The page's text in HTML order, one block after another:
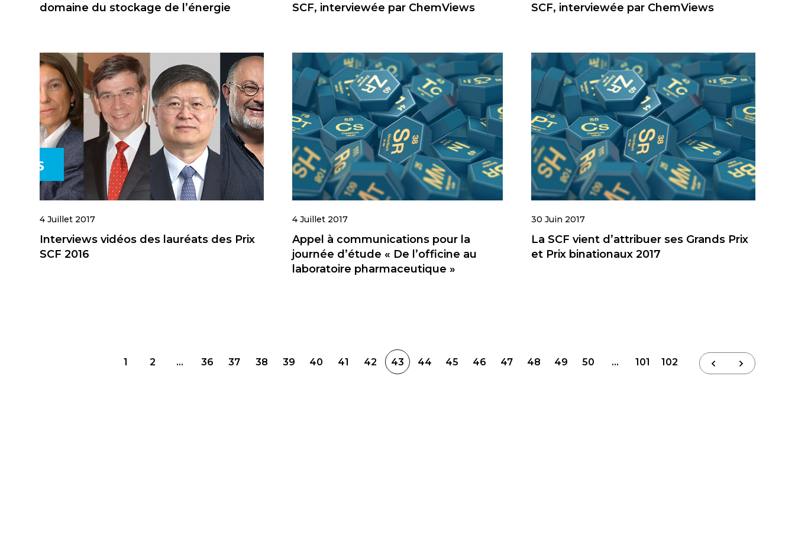
domaine du stockage de l’énergie
SCF, interviewée par ChemViews
SCF, interviewée par ChemViews
4 Juillet 2017
Interviews vidéos des lauréats des Prix
SCF 2016
4 Juillet 2017
Appel à communications pour la
journée d’étude « De l’officine au
laboratoire pharmaceutique »
30 Juin 2017
La SCF vient d’attribuer ses Grands Prix
et Prix binationaux 2017
1 2 … 36 37 38 39 40 41 42 43 44 45 46 47 48 49 50 … 101 102